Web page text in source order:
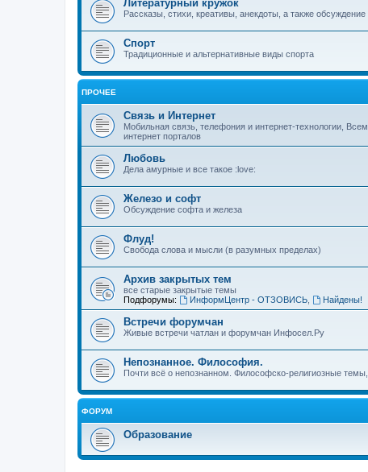
Литературный кружок
Рассказы, стихи, креативы, анекдоты, а также обсуждение
Спорт
Традиционные и альтернативные виды спорта
ПРОЧЕЕ
Связь и Интернет
Мобильная связь, телефония и интернет-технологии,
интернет порталов
Любовь
Дела амурные и все такое :love:
Железо и софт
Обсуждение софта и железа
Флуд!
Свобода слова и мысли (в разумных пределах)
Архив закрытых тем
все старые закрытые темы
Подфорумы:
ИнформЦентр - ОТЗОВИСЬ, Найдены!
Встречи форумчан
Живые встречи чатлан и форумчан Инфосел.Ру
Непознанное. Философия.
Почти всё о непознанном. Философско-религиозные
ФОРУМ
Образование